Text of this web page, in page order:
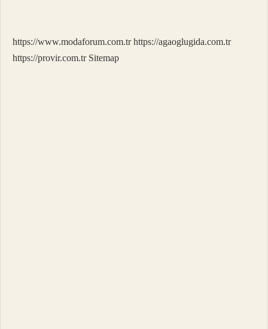
https://www.modaforum.com.tr https://agaoglugida.com.tr
https://provir.com.tr Sitemap